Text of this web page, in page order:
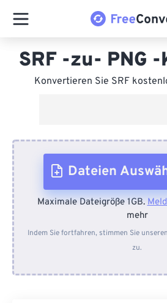
SRF -zu- PNG
Konvertieren Sie SRF
Dateien
Vom Gerät
Von Dropbox
Maximale Dateigröße 1GB.
mehr
Indem Sie fortfahren, stimmen Sie unseren
zu.